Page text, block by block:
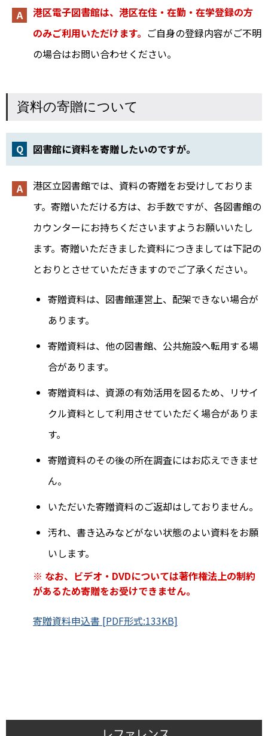
港区電子図書館は、港区在住・在勤・在学登録の方
のみご利用いただけます。 ご自身の登録内容がご不明
の場合はお問い合わせください。
資料の寄贈について
図書館に資料を寄贈したいのですが。
港区立図書館では、資料の寄贈をお受けしておりま
す。寄贈いただける方は、お手数ですが、各図書館の
カウンターにお持ちくださいますようお願いいたし
ます。寄贈いただきました資料につきましては下記の
とおりとさせていただきますのでご了承ください。
寄贈資料は、図書館運営上、配架できない場合が
あります。
寄贈資料は、他の図書館、公共施設へ転用する場
合があります。
寄贈資料は、資源の有効活用を図るため、リサイ
クル資料として利用させていただく場合がありま
す。
寄贈資料のその後の所在調査にはお応えできませ
ん。
いただいた寄贈資料のご返却はしておりません。
汚れ、書き込みなどがない状態のよい資料をお願
いします。
※ なお、ビデオ・DVDについては著作権法上の制約
があるため寄贈をお受けできません。
寄贈資料申込書 [PDF形式:133KB]